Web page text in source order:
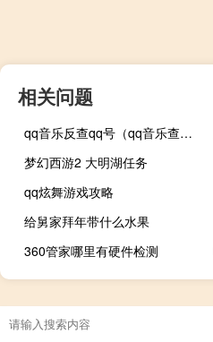
相关问题
qq音乐反查qq号（qq音乐查询器）
梦幻西游2 大明湖任务
qq炫舞游戏攻略
给舅家拜年带什么水果
360管家哪里有硬件检测